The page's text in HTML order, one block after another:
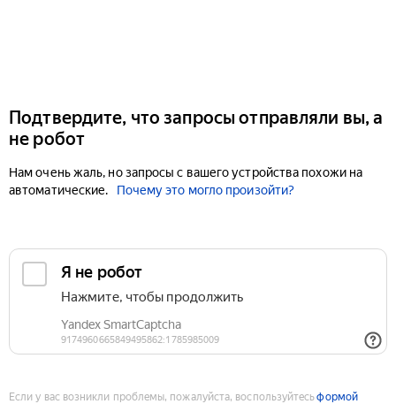
Подтвердите, что запросы отправляли вы, а
не робот
Нам очень жаль, но запросы с вашего устройства похожи на
автоматические.
Почему это могло произойти?
Если у вас возникли проблемы, пожалуйста, воспользуйтесьформой